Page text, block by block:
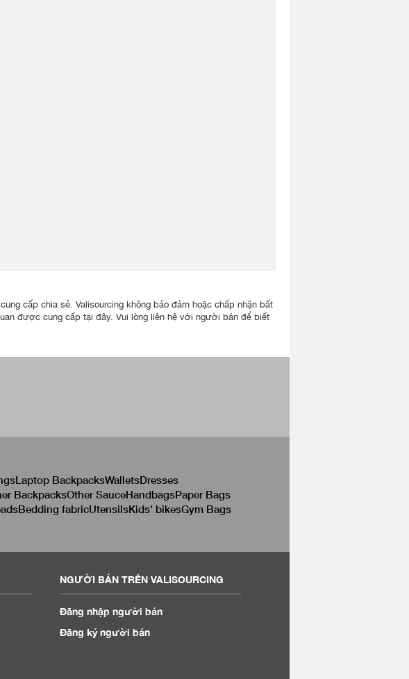
cấp chia sẻ. Valisourcing không bảo đảm hoặc chấp nhận bất
được cung cấp tại đây. Vui lòng liên hệ với người bán để biết
Laptop BackpacksWalletsDresses
BackpacksOther SauceHandbagsPaper Bags
Bedding fabricUtensilsKids' bikesGym Bags
NGƯỜI BÁN TRÊN VALISOURCING
Đăng nhập người bán
Đăng ký người bán